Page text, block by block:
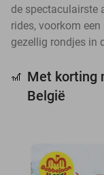
de spectaculairste
rides, voorkom
gezellig rondjes in
🎢 Met korting
België